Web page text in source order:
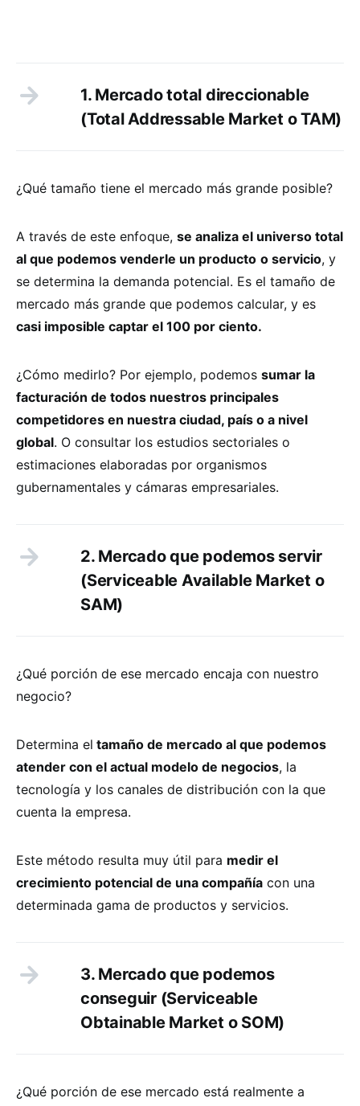
1. Mercado total direccionable
(Total Addressable Market o TAM)
¿Qué tamaño tiene el mercado más grande posible?
A través de este enfoque, se analiza el universo total
al que podemos venderle un producto o servicio, y
se determina la demanda potencial. Es el tamaño de
mercado más grande que podemos calcular, y es
casi imposible captar el 100 por ciento.
¿Cómo medirlo? Por ejemplo, podemos sumar la
facturación de todos nuestros principales
competidores en nuestra ciudad, país o a nivel
global. O consultar los estudios sectoriales o
estimaciones elaboradas por organismos
gubernamentales y cámaras empresariales.
2. Mercado que podemos servir
(Serviceable Available Market o
SAM)
¿Qué porción de ese mercado encaja con nuestro
negocio?
Determina el tamaño de mercado al que podemos
atender con el actual modelo de negocios, la
tecnología y los canales de distribución con la que
cuenta la empresa.
Este método resulta muy útil para medir el
crecimiento potencial de una compañía con una
determinada gama de productos y servicios.
3. Mercado que podemos
conseguir (Serviceable
Obtainable Market o SOM)
¿Qué porción de ese mercado está realmente a